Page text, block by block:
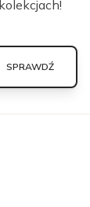
kolekcjach!
SPRAWDŹ